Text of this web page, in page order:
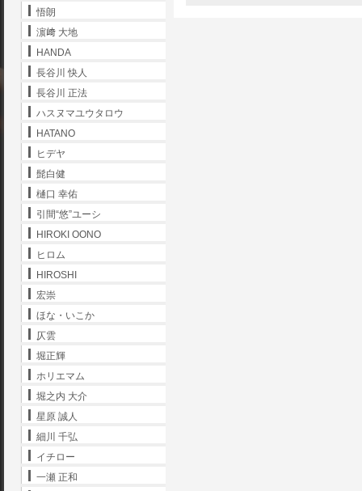
悟朗
濵﨑 大地
HANDA
長谷川 快人
長谷川 正法
ハスヌマユウタロウ
HATANO
ヒデヤ
髭白健
樋口 幸佑
引間“悠”ユーシ
HIROKI OONO
ヒロム
HIROSHI
宏崇
ほな・いこか
仄雲
堀正輝
ホリエマム
堀之内 大介
星原 誠人
細川 千弘
イチロー
一瀬 正和